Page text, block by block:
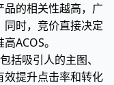
品的相关性越高，广
时，竞价直接决定
ACOS。
括吸引人的主图、
效提升点击率和转化